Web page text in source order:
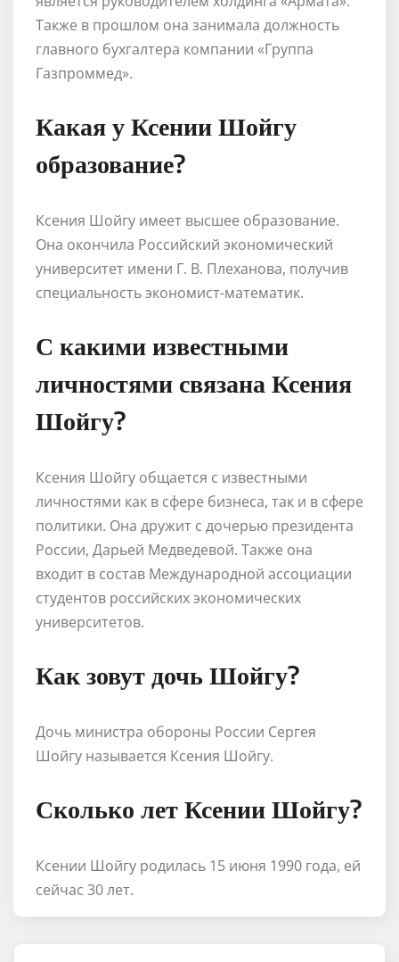
Также в прошлом она занимала должность
главного бухгалтера компании «Группа
Газпроммед».
Какая у Ксении Шойгу
образование?
Ксения Шойгу имеет высшее образование.
Она окончила Российский экономический
университет имени Г. В. Плеханова, получив
специальность экономист-математик.
С какими известными
личностями связана Ксения
Шойгу?
Ксения Шойгу общается с известными
личностями как в сфере бизнеса, так и в сфере
политики. Она дружит с дочерью президента
России, Дарьей Медведевой. Также она
входит в состав Международной ассоциации
студентов российских экономических
университетов.
Как зовут дочь Шойгу?
Дочь министра обороны России Сергея
Шойгу называется Ксения Шойгу.
Сколько лет Ксении Шойгу?
Ксении Шойгу родилась 15 июня 1990 года, ей
сейчас 30 лет.